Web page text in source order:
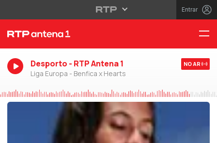
Entrar
Desporto - RTP Antena 1
Liga Europa - Benfica x Hearts
NO AR